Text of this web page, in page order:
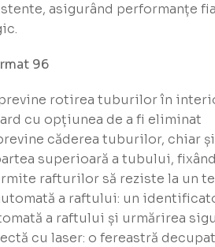
asigurând performanțe
96
rotirea tuburilor în
cu opțiunea de a fi eliminat
căderea tuburilor, chiar
superioară a tubului,
rafturilor să reziste la un
a raftului: un
a raftului și urmărirea
cu laser: o fereastră